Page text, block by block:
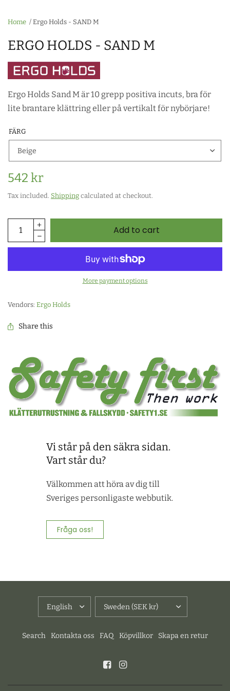
Home / Ergo Holds - SAND M
ERGO HOLDS - SAND M
Ergo Holds Sand M är 10 grepp positiva incuts, bra för
lite brantare klättring eller på vertikalt för nybörjare!
FÄRG
542 kr
Tax included. Shipping calculated at checkout.
Add to cart
More payment options
Vendors: Ergo Holds
Share this
Vi står på den säkra sidan.
Vart står du?
Välkommen att höra av dig till
Sveriges personligaste webbutik.
Fråga oss!
UPDATE
COUNTRY/REGION
UPDATE
COUNTRY/REGION
Search Kontakta oss FAQ Köpvillkor Skapa en retur